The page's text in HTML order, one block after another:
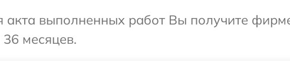
акта выполненных работ Вы получите
месяцев.